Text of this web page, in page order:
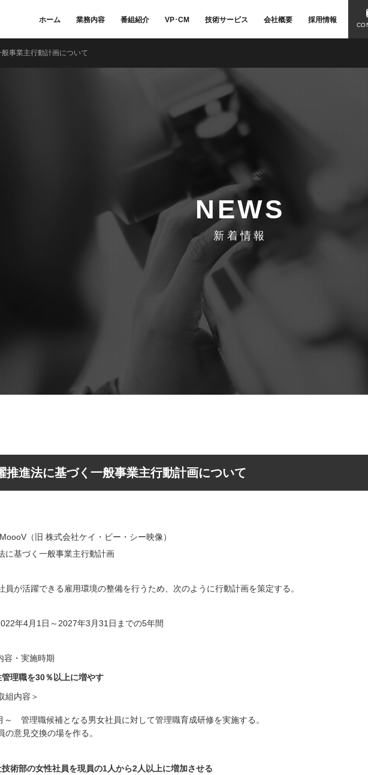
ホーム 業務内容 番組紹介 VP･CM 技術サービス 会社概要 採用情報
事業主行動計画について
NEWS
新着情報
推進法に基づく一般事業主行動計画について
（旧 株式会社ケイ・ビー・シー映像）
に基づく一般事業主行動計画
員が活躍できる雇用環境の整備を行うため、次のように行動計画を策定する。
年4月1日～2027年3月31日までの5年間
容・実施時期
管理職を30％以上に増やす
組内容＞
～ 管理職候補となる男女社員に対して管理職育成研修を実施する。
の意見交換の場を作る。
技術部の女性社員を現員の1人から2人以上に増加させる